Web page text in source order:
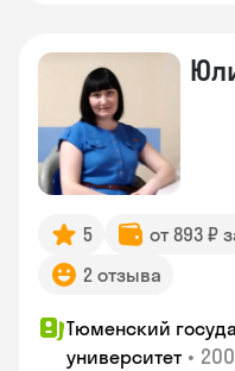
5 от 893 ₽
2 отзыва
Тюменский
университет •